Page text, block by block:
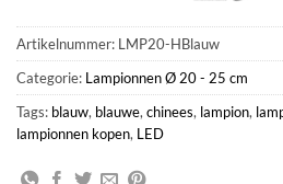
Artikelnummer: LMP20-HBlauw
Categorie: Lampionnen Ø 20 - 25 cm
Tags: blauw, blauwe, chinees, lampion,
lampionnen kopen, LED